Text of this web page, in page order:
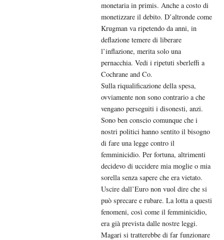
monetaria in primis. Anche a costo di
monetizzare il debito. D’altronde come
Krugman va ripetendo da anni, in
deflazione temere di liberare
l’inflazione, merita solo una
pernacchia. Vedi i ripetuti sberleffi a
Cochrane and Co.
Sulla riqualificazione della spesa,
ovviamente non sono contrario a che
vengano perseguiti i disonesti, anzi.
Sono ben conscio comunque che i
nostri politici hanno sentito il bisogno
di fare una legge contro il
femminicidio. Per fortuna, altrimenti
decidevo di uccidere mia moglie o mia
sorella senza sapere che era vietato.
Uscire dall’Euro non vuol dire che si
può sprecare e rubare. La lotta a questi
fenomeni, così come il femminicidio,
era già prevista dalle nostre leggi.
Magari si tratterebbe di far funzionare